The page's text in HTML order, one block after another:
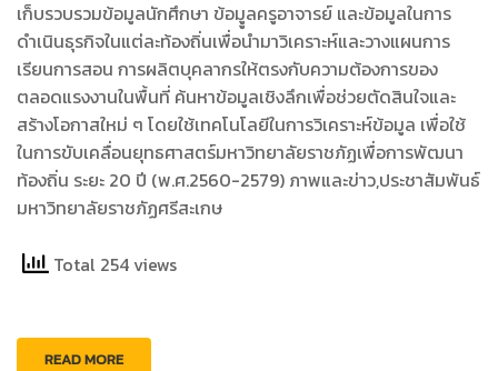
เก็บรวบรวมข้อมูลนักศึกษา ข้อมููลครูอาจารย์ และข้อมูลในการ
ดำเนินธุรกิจในแต่ละท้องถิ่นเพื่อนำมาวิเคราะห์และวางแผนการ
เรียนการสอน การผลิตบุคลากรให้ตรงกับความต้องการของ
ตลอดแรงงานในพื้นที่ ค้นหาข้อมูลเชิงลึกเพื่อช่วยตัดสินใจและ
สร้างโอกาสใหม่ ๆ โดยใช้เทคโนโลยีในการวิเคราะห์ข้อมูล เพื่อใช้
ในการขับเคลื่อนยุทธศาสตร์มหาวิทยาลัยราชภัฏเพื่อการพัฒนา
ท้องถิ่น ระยะ 20 ปี (พ.ศ.2560-2579) ภาพและข่าว,ประชาสัมพันธ์
มหาวิทยาลัยราชภัฏศรีสะเกษ
Total 254 views
READ MORE